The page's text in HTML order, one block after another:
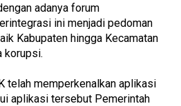
adanya forum
ini menjadi pedoman
Kabupaten hingga Kecamatan
korupsi.
telah memperkenalkan aplikasi
aplikasi tersebut Pemerintah